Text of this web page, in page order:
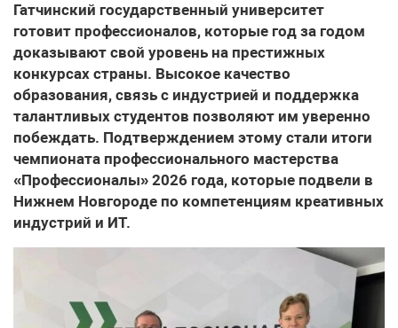
Гатчинский государственный университет
готовит профессионалов, которые год за годом
доказывают свой уровень на престижных
конкурсах страны. Высокое качество
образования, связь с индустрией и поддержка
талантливых студентов позволяют им уверенно
побеждать. Подтверждением этому стали итоги
чемпионата профессионального мастерства
«Профессионалы» 2026 года, которые подвели в
Нижнем Новгороде по компетенциям креативных
индустрий и ИТ.